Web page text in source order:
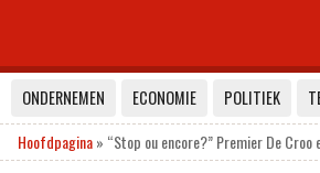
ONDERNEMEN ECONOMIE POLITIEK
Hoofdpagina» “Stop ou encore?” Premier De